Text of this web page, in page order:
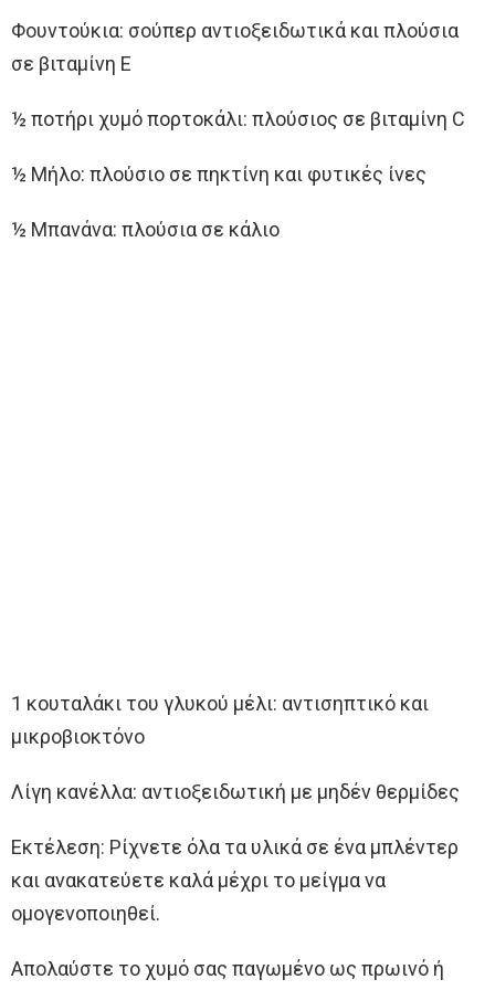
Φουντούκια: σούπερ αντιοξειδωτικά και πλούσια
σε βιταμίνη E
½ ποτήρι χυμό πορτοκάλι: πλούσιος σε βιταμίνη C
½ Μήλο: πλούσιο σε πηκτίνη και φυτικές ίνες
½ Μπανάνα: πλούσια σε κάλιο
1 κουταλάκι του γλυκού μέλι: αντισηπτικό και
μικροβιοκτόνο
Λίγη κανέλλα: αντιοξειδωτική με μηδέν θερμίδες
Εκτέλεση: Ρίχνετε όλα τα υλικά σε ένα μπλέντερ
και ανακατεύετε καλά μέχρι το μείγμα να
ομογενοποιηθεί.
Απολαύστε το χυμό σας παγωμένο ως πρωινό ή